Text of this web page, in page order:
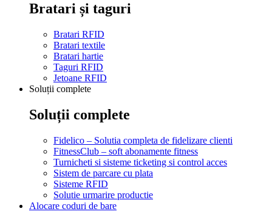
Bratari și taguri
Bratari RFID
Bratari textile
Bratari hartie
Taguri RFID
Jetoane RFID
Soluții complete
Soluții complete
Fidelico – Solutia completa de fidelizare clienti
FitnessClub – soft abonamente fitness
Turnicheti si sisteme ticketing si control acces
Sistem de parcare cu plata
Sisteme RFID
Solutie urmarire productie
Alocare coduri de bare